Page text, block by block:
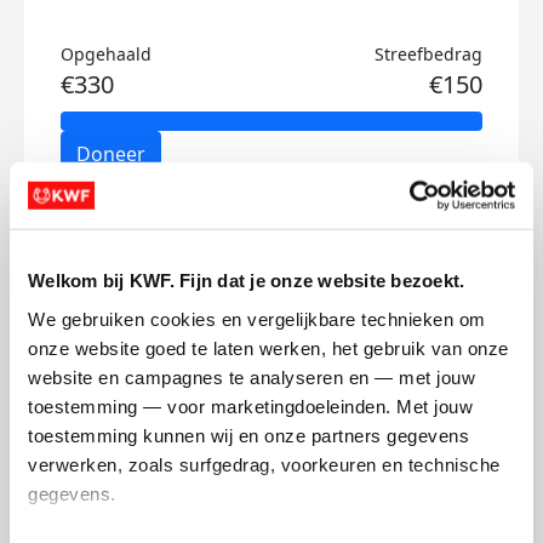
Welkom bij KWF. Fijn dat je onze website bezoekt.
We gebruiken cookies en vergelijkbare technieken om
onze website goed te laten werken, het gebruik van onze
website en campagnes te analyseren en — met jouw
toestemming — voor marketingdoeleinden. Met jouw
toestemming kunnen wij en onze partners gegevens
verwerken, zoals surfgedrag, voorkeuren en technische
gegevens.
Opgehaald
€330
Streefbedrag
€150
Doneer
Sophie's badges